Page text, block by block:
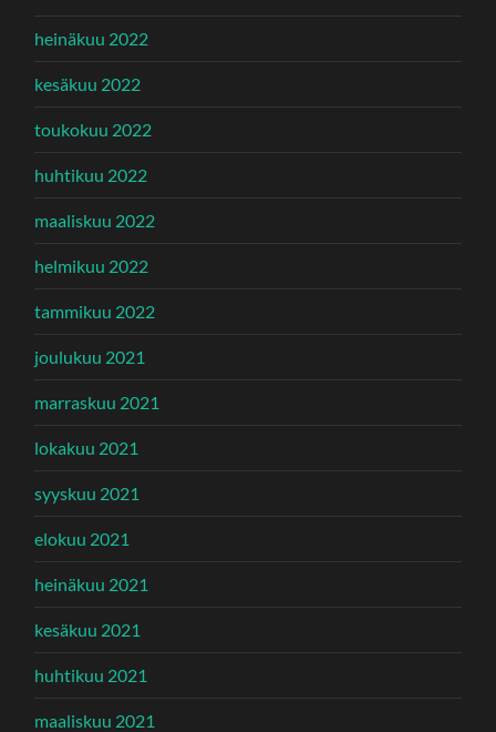
heinäkuu 2022
kesäkuu 2022
toukokuu 2022
huhtikuu 2022
maaliskuu 2022
helmikuu 2022
tammikuu 2022
joulukuu 2021
marraskuu 2021
lokakuu 2021
syyskuu 2021
elokuu 2021
heinäkuu 2021
kesäkuu 2021
huhtikuu 2021
maaliskuu 2021